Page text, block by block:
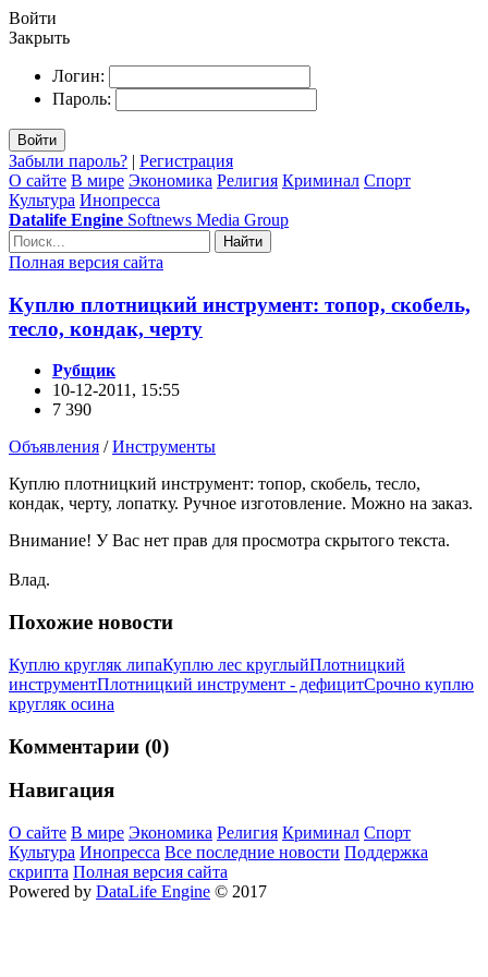
Войти
Закрыть
Логин:
Пароль:
Войти
Забыли пароль? | Регистрация
О сайте В мире Экономика Религия Криминал Спорт
Культура Инопресса
Datalife Engine Softnews Media Group
Найти
Полная версия сайта
Куплю плотницкий инструмент: топор, скобель,
тесло, кондак, черту
Рубщик
10-12-2011, 15:55
7 390
Объявления /Инструменты
Куплю плотницкий инструмент: топор, скобель, тесло,
кондак, черту, лопатку. Ручное изготовление. Можно на заказ.
Внимание! У Вас нет прав для просмотра скрытого текста.
Влад.
Похожие новости
Куплю кругляк липаКуплю лес круглыйПлотницкий
инструментПлотницкий инструмент - дефицитCрочно куплю
кругляк осина
Комментарии (0)
Навигация
О сайте В мире Экономика Религия Криминал Спорт
Культура Инопресса Все последние новости Поддержка
скрипта Полная версия сайта
Powered by DataLife Engine © 2017